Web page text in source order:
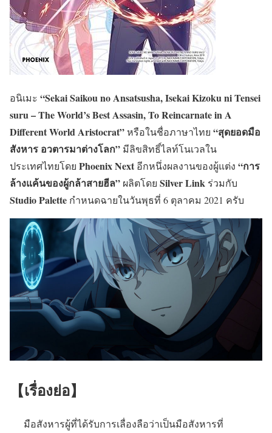
อนิเมะ “Sekai Saikou no Ansatsusha, Isekai Kizoku ni Tensei
suru – The World’s Best Assasin, To Reincarnate in A
Different World Aristocrat”หรือในชื่อภาษาไทย “สุดยอดมือ
สังหาร อวตารมาต่างโลก” มีลิขสิทธิ์ไลท์โนเวลใน
ประเทศไทยโดย Phoenix Next อีกหนึ่งผลงานของผู้แต่ง “การ
ล้างแค้นของผู้กล้าสายฮีล” ผลิตโดย Silver Link ร่วมกับ
Studio Palette กำหนดฉายในวันพุธที่ 6 ตุลาคม 2021 ครับ
【เรื่องย่อ】
มือสังหารผู้ที่ได้รับการเลื่องลือว่าเป็นมือสังหารที่